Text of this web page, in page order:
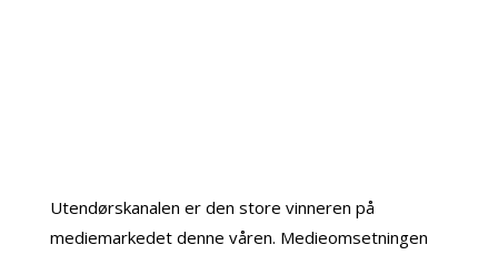
Utendørskanalen er den store vinneren på
mediemarkedet denne våren. Medieomsetningen